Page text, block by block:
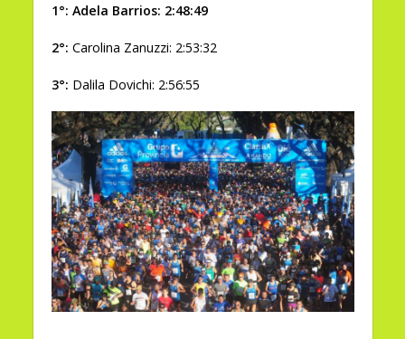
1°: Adela Barrios: 2:48:49
2°: Carolina Zanuzzi: 2:53:32
3°: Dalila Dovichi: 2:56:55